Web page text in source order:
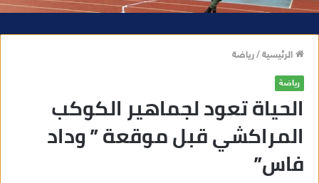
الرئيسية/رياضة
رياضة
الحياة تعود لجماهير الكوكب
المراكشي قبل موقعة ” وداد
فاس”